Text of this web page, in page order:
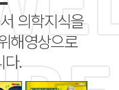
의학지식을
해영상으로
다.